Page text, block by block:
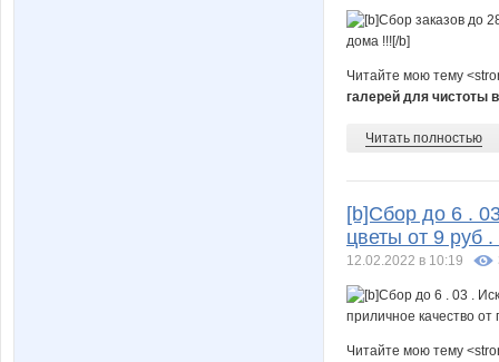
Читайте мою тему
галерей для чистоты
Читать полностью
[b]Сбор до 6 .
цветы от 9 руб
12.02.2022 в 10:19
Читайте мою тему